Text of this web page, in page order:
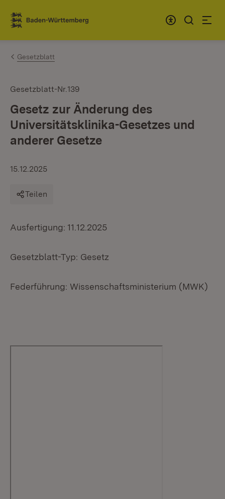
Zum Inhalt springen
Link zur Startseite
Gesetzblatt
Gesetzblatt-Nr.139
Gesetz zur Änderung des
Universitäts­klinika-Gesetzes und
anderer Gesetze
15.12.2025
Teilen
Ausfertigung: 11.12.2025
Gesetzblatt-Typ: Gesetz
Federführung: Wissenschaftsministerium (MWK)